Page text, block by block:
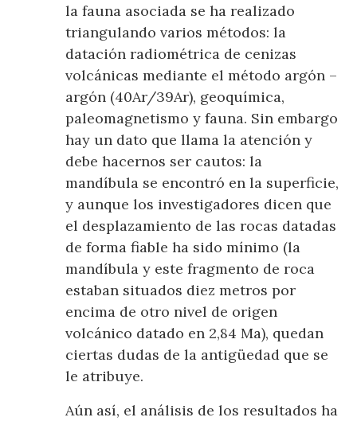
la fauna asociada se ha realizado
triangulando varios métodos: la
datación radiométrica de cenizas
volcánicas mediante el método argón –
argón (40Ar/39Ar), geoquímica,
paleomagnetismo y fauna. Sin embargo
hay un dato que llama la atención y
debe hacernos ser cautos: la
mandíbula se encontró en la superficie,
y aunque los investigadores dicen que
el desplazamiento de las rocas datadas
de forma fiable ha sido mínimo (la
mandíbula y este fragmento de roca
estaban situados diez metros por
encima de otro nivel de origen
volcánico datado en 2,84 Ma), quedan
ciertas dudas de la antigüedad que se
le atribuye.
Aún así, el análisis de los resultados ha